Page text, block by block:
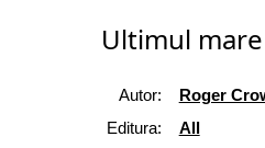
Ultimul
Autor:
Roger
Editura:
All